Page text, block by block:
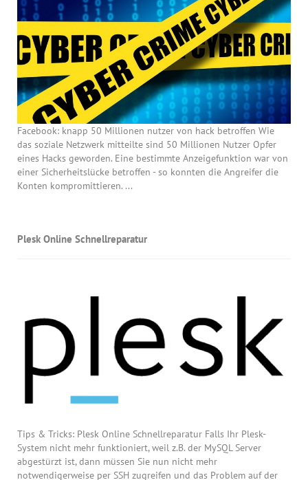
Facebook: knapp 50 Millionen nutzer von hack betroffen Wie
das soziale Netzwerk mitteilte sind 50 Millionen Nutzer Opfer
eines Hacks geworden. Eine bestimmte Anzeigefunktion war von
einer Sicherheitslücke betroffen - so konnten die Angreifer die
Konten kompromittieren. ...
Plesk Online Schnellreparatur
Tips & Tricks: Plesk Online Schnellreparatur Falls Ihr Plesk-
System nicht mehr funktioniert, weil z.B. der MySQL Server
abgestürzt ist, dann müssen Sie nun nicht mehr
notwendigerweise per SSH zugreifen und das Problem auf der